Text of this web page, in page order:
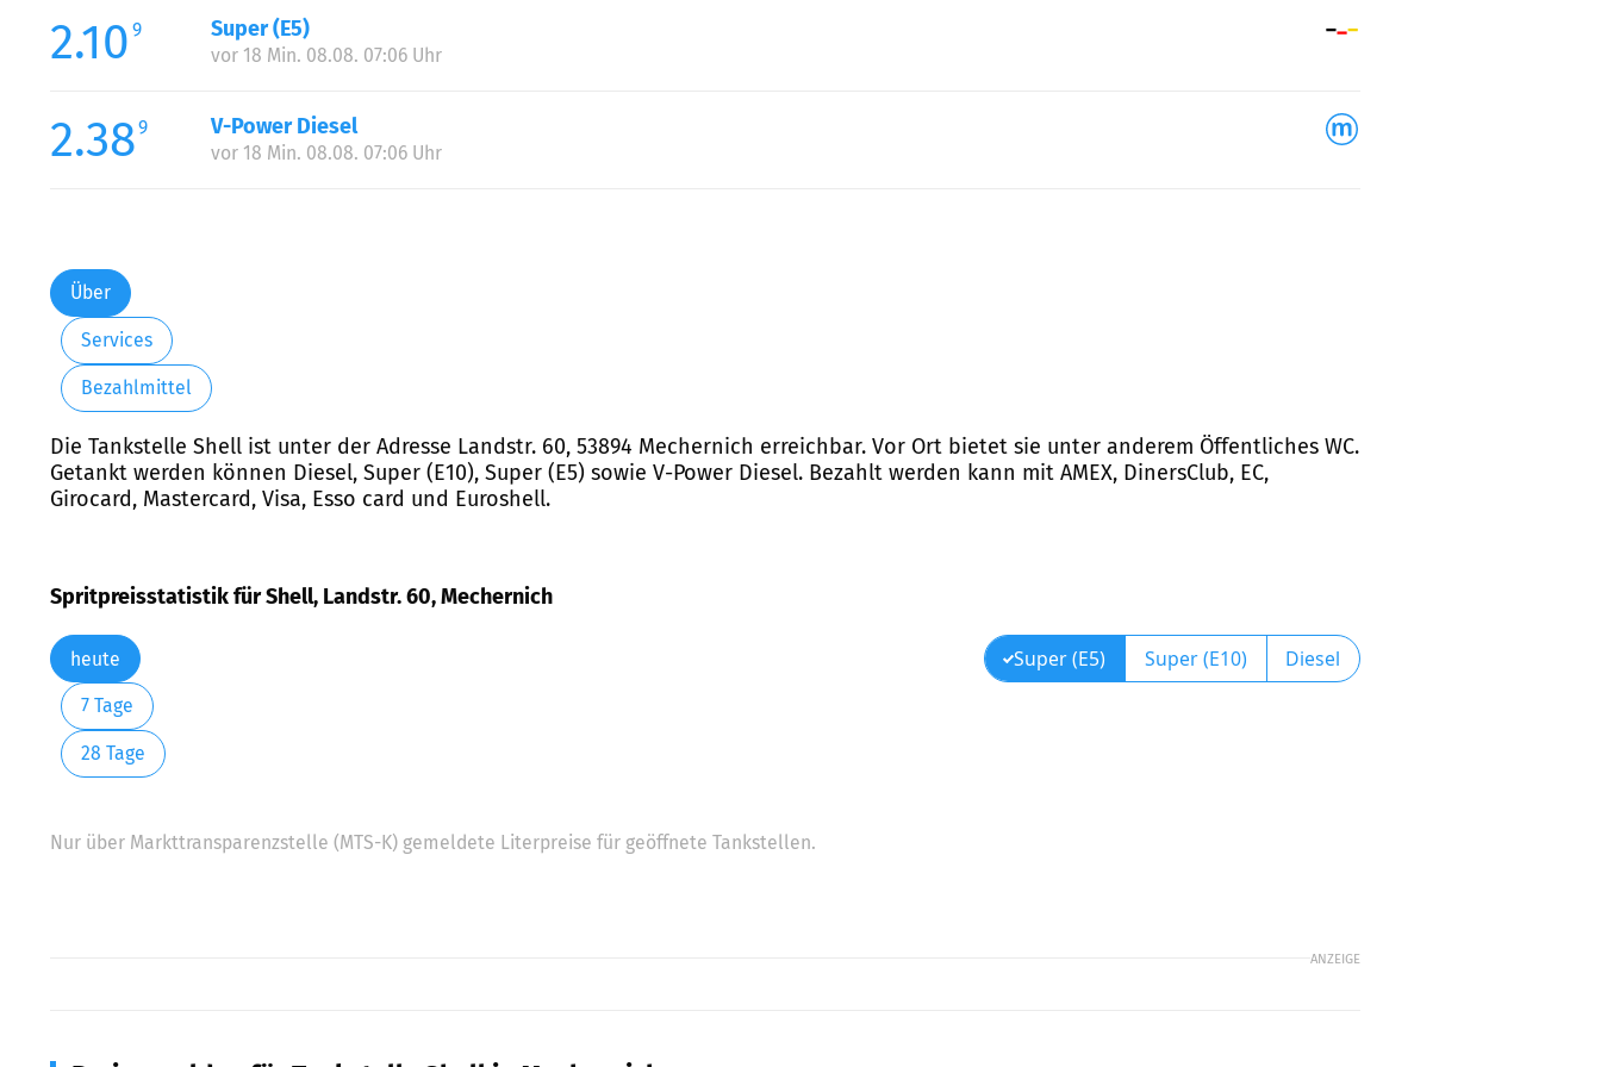
2.10 9 Super (E5)
vor 18 Min. 08.08. 07:06 Uhr
2.389 V-Power Diesel
vor 18 Min. 08.08. 07:06 Uhr
Über
Services
Bezahlmittel
Die Tankstelle Shell ist unter der Adresse Landstr. 60, 53894 Mechernich erreichbar. Vor Ort bietet sie unter anderem Öffentliches WC.
Getankt werden können Diesel, Super (E10), Super (E5) sowie V-Power Diesel. Bezahlt werden kann mit AMEX, DinersClub, EC,
Girocard, Mastercard, Visa, Esso card und Euroshell.
Spritpreisstatistik für Shell, Landstr. 60, Mechernich
heute
7 Tage
28 Tage
Super (E5) Super (E10) Diesel
Nur über Markttransparenzstelle (MTS-K) gemeldete Literpreise für geöffnete Tankstellen.
ANZEIGE